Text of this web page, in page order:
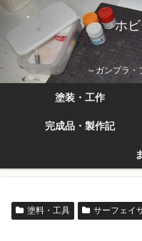
ホ
～ガンプラ・
塗装・工作
完成品・製作記
塗料・工具 サーフェイ